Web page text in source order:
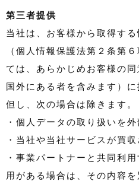
第三者提供
当社は、お客様から取得す
（個人情報保護法第２条第
ては、あらかじめお客様の
国外にある者を含みます）に
但し、次の場合は除きます。
・個人データの取り扱いを
・当社や当社サービスが買
・事業パートナーと共同利
用がある場合は、その内容を